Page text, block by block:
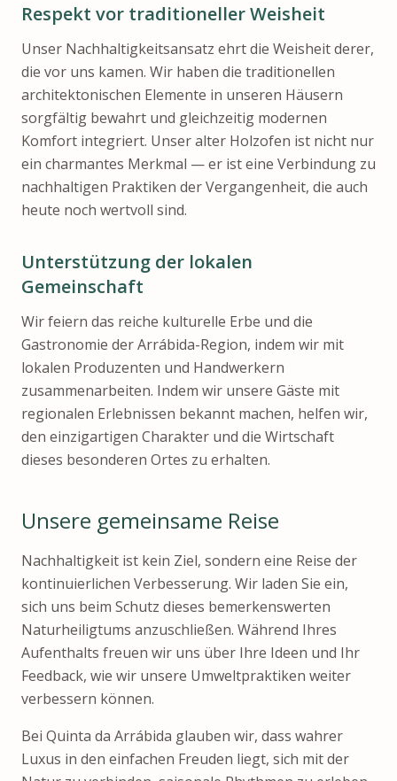
Respekt vor traditioneller Weisheit
Unser Nachhaltigkeitsansatz ehrt die Weisheit derer,
die vor uns kamen. Wir haben die traditionellen
architektonischen Elemente in unseren Häusern
sorgfältig bewahrt und gleichzeitig modernen
Komfort integriert. Unser alter Holzofen ist nicht nur
ein charmantes Merkmal — er ist eine Verbindung zu
nachhaltigen Praktiken der Vergangenheit, die auch
heute noch wertvoll sind.
Unterstützung der lokalen
Gemeinschaft
Wir feiern das reiche kulturelle Erbe und die
Gastronomie der Arrábida-Region, indem wir mit
lokalen Produzenten und Handwerkern
zusammenarbeiten. Indem wir unsere Gäste mit
regionalen Erlebnissen bekannt machen, helfen wir,
den einzigartigen Charakter und die Wirtschaft
dieses besonderen Ortes zu erhalten.
Unsere gemeinsame Reise
Nachhaltigkeit ist kein Ziel, sondern eine Reise der
kontinuierlichen Verbesserung. Wir laden Sie ein,
sich uns beim Schutz dieses bemerkenswerten
Naturheiligtums anzuschließen. Während Ihres
Aufenthalts freuen wir uns über Ihre Ideen und Ihr
Feedback, wie wir unsere Umweltpraktiken weiter
verbessern können.
Bei Quinta da Arrábida glauben wir, dass wahrer
Luxus in den einfachen Freuden liegt, sich mit der